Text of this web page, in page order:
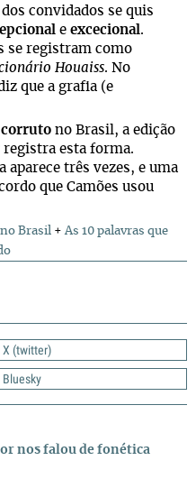
X (twitter)
Bluesky
nos falou de fonética
convidados se quis
e excecional.
se registram como
Houaiss. No
que a grafia (e
corruto no Brasil, a edição
registra esta forma.
aparece três vezes, e uma
que Camões usou
Brasil +As 10 palavras que